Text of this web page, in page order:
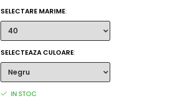
SELECTARE MARIME:
SELECTEAZA CULOARE:
IN STOC